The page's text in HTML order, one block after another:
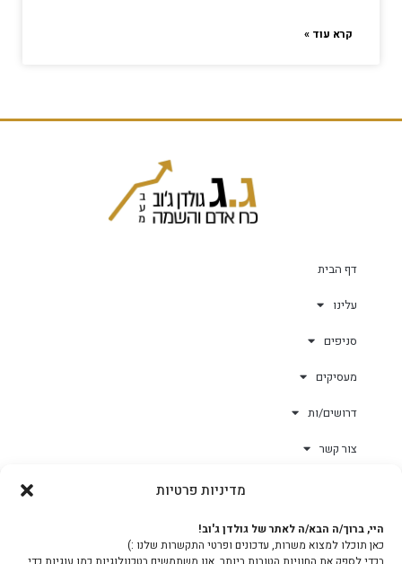
מדיניות פרטיות
היי, ברוך/ה הבא/ה לאתר של גולדן ג'וב!
כאן תוכלו למצוא משרות, עדכונים ופרטי התקשרות שלנו :)
קרא עוד »
דף הבית
עלינו
סניפים
מעסיקים
דרושים/ות
צור קשר
צוות